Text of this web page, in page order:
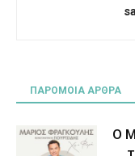
ΠΑΡΟΜΟΙΑ ΑΡΘΡΑ
Ο